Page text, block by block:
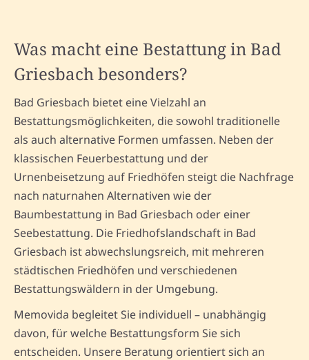
Was macht eine Bestattung in Bad
Griesbach besonders?
Bad Griesbach bietet eine Vielzahl an
Bestattungsmöglichkeiten, die sowohl traditionelle
als auch alternative Formen umfassen. Neben der
klassischen Feuerbestattung und der
Urnenbeisetzung auf Friedhöfen steigt die Nachfrage
nach naturnahen Alternativen wie der
Baumbestattung in Bad Griesbach oder einer
Seebestattung. Die Friedhofslandschaft in Bad
Griesbach ist abwechslungsreich, mit mehreren
städtischen Friedhöfen und verschiedenen
Bestattungswäldern in der Umgebung.
Memovida begleitet Sie individuell – unabhängig
davon, für welche Bestattungsform Sie sich
entscheiden. Unsere Beratung orientiert sich an